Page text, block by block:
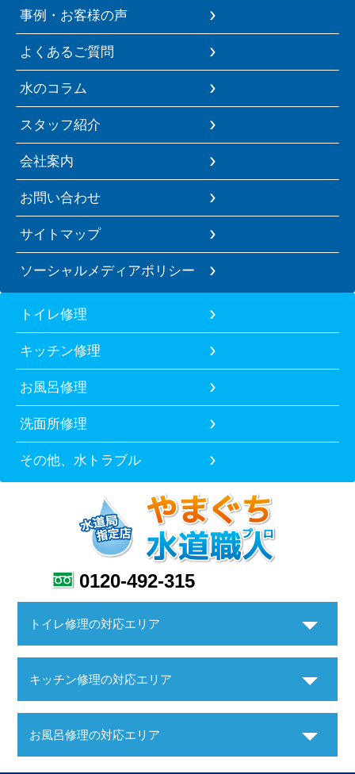
事例・お客様の声
よくあるご質問
水のコラム
スタッフ紹介
会社案内
お問い合わせ
サイトマップ
ソーシャルメディアポリシー
トイレ修理
キッチン修理
お風呂修理
洗面所修理
その他、水トラブル
0120-492-315
トイレ修理の対応エリア
キッチン修理の対応エリア
お風呂修理の対応エリア